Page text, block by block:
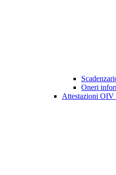
Oneri
Attestazioni OIV